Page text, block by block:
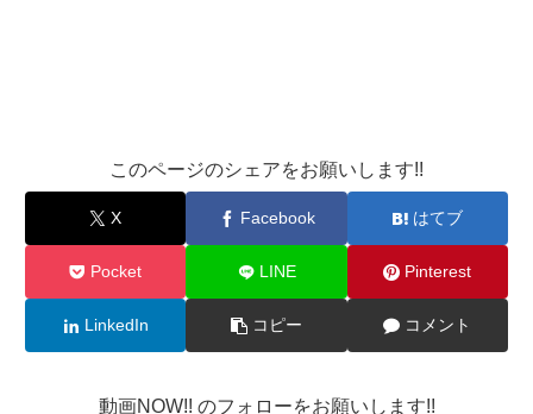
このページのシェアをお願いします!!
X Facebook はてブ
Pocket LINE Pinterest
LinkedIn コピー コメント
動画NOW!! のフォローをお願いします!!